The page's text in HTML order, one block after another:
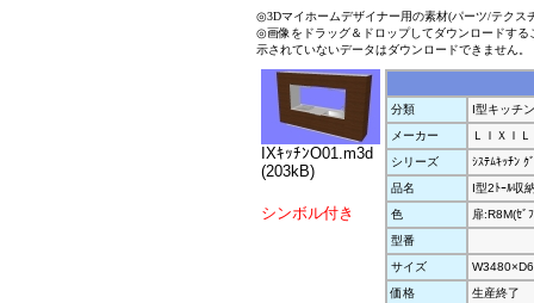
◎3Dマイホームデザイナー用の素材(パーツ/テクス
◎画像をドラッグ＆ドロップしてダウンロードす
示されていないデータはダウンロードできません。
IXｷｯﾁﾝO01.m3d
(203kB)
シンボル付き
分類
I型キッチン
メーカー
ＬＩＸＩＬ
シリーズ
ｼｽﾃﾑｷｯﾁﾝ ｸ
品名
I型2ﾄｰﾙ収
色
扉:R8M(ｾﾞ
型番
サイズ
価格
生産終了